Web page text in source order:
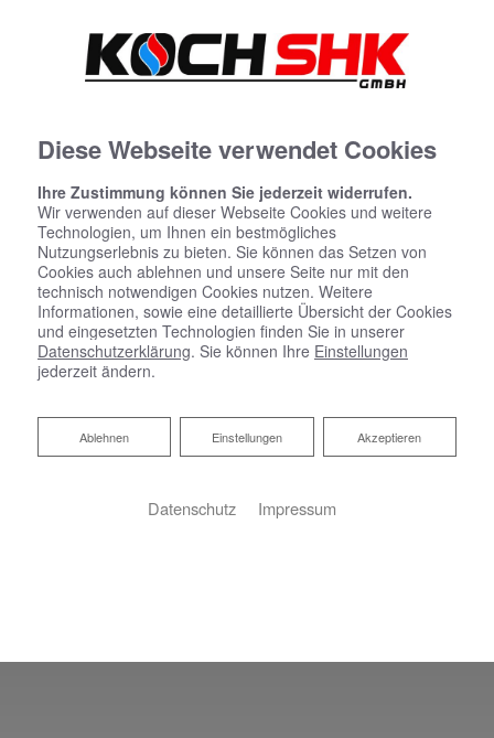
Diese Webseite verwendet Cookies
Ihre Zustimmung können Sie jederzeit widerrufen.
Wir verwenden auf dieser Webseite Cookies und weitere
Technologien, um Ihnen ein bestmögliches
Nutzungserlebnis zu bieten. Sie können das Setzen von
Cookies auch ablehnen und unsere Seite nur mit den
technisch notwendigen Cookies nutzen. Weitere
Informationen, sowie eine detaillierte Übersicht der Cookies
und eingesetzten Technologien finden Sie in unserer
Datenschutzerklärung. Sie können Ihre Einstellungen
jederzeit ändern.
Akzeptieren
Einstellungen
Ablehnen
Ablehnen
Datenschutz Impressum